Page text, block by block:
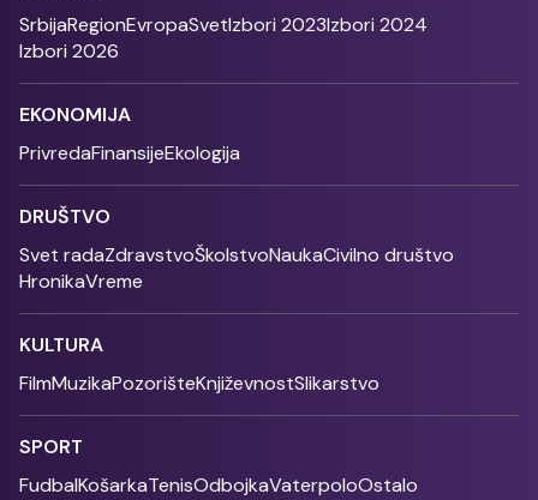
SrbijaRegionEvropaSvetIzbori 2023Izbori 2024
Izbori 2026
EKONOMIJA
PrivredaFinansijeEkologija
DRUŠTVO
Svet radaZdravstvoŠkolstvoNaukaCivilno društvo
HronikaVreme
KULTURA
FilmMuzikaPozorišteKnjiževnostSlikarstvo
SPORT
FudbalKošarkaTenisOdbojkaVaterpoloOstalo